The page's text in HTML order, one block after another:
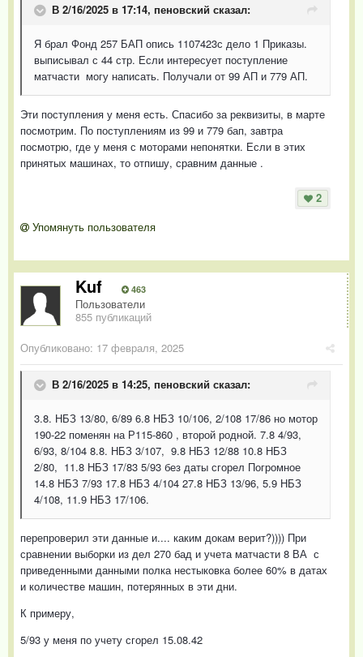
В 2/16/2025 в 17:14, пеновский сказал:
Я брал Фонд 257 БАП опись 1107423с дело 1 Приказы.
выписывал с 44 стр. Если интересует поступление
матчасти могу написать. Получали от 99 АП и 779 АП.
Эти поступления у меня есть. Спасибо за реквизиты, в марте
посмотрим. По поступлениям из 99 и 779 бап, завтра
посмотрю, где у меня с моторами непонятки. Если в этих
принятых машинах, то отпишу, сравним данные .
2
Упомянуть пользователя
Kuf 463
Пользователи
855 публикаций
Опубликовано: 17 февраля, 2025
В 2/16/2025 в 14:25, пеновский сказал:
3.8. НБЗ 13/80, 6/89 6.8 НБЗ 10/106, 2/108 17/86 но мотор
190-22 поменян на Р115-860 , второй родной. 7.8 4/93,
6/93, 8/104 8.8. НБЗ 3/107, 9.8 НБЗ 12/88 10.8 НБЗ
2/80, 11.8 НБЗ 17/83 5/93 без даты сгорел Погромное
14.8 НБЗ 7/93 17.8 НБЗ 4/104 27.8 НБЗ 13/96, 5.9 НБЗ
4/108, 11.9 НБЗ 17/106.
перепроверил эти данные и.... каким докам верит?)))) При
сравнении выборки из дел 270 бад и учета матчасти 8 ВА с
приведенными данными полка нестыковка более 60% в датах
и количестве машин, потерянных в эти дни.
К примеру,
5/93 у меня по учету сгорел 15.08.42